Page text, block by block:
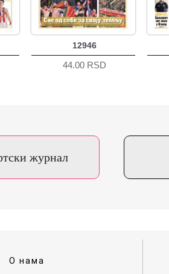
12946
44.00 RSD
журнал
О нама